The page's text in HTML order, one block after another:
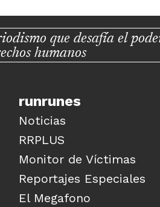
que desafía el
humanos
runrunes
Noticias
RRPLUS
Monitor de Víctimas
Reportajes Especiales
El Megafono